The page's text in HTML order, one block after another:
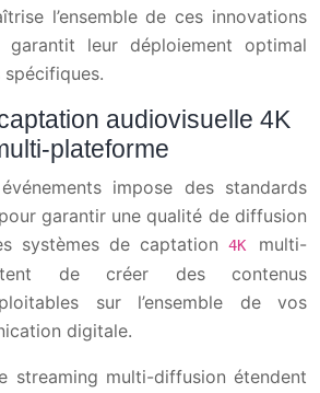
l’ensemble de ces innovations
garantit leur déploiement optimal
audiovisuelle 4K
plateforme
impose des standards
garantir une qualité de diffusion
systèmes de captation
4K multi-
de créer des contenus
sur l’ensemble de vos
digitale.
streaming multi-diffusion étendent